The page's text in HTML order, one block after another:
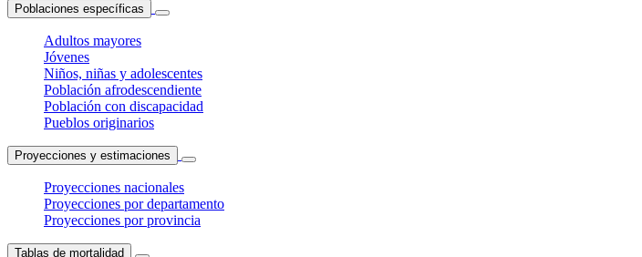
Poblaciones específicas
Adultos mayores
Jóvenes
Niños, niñas y adolescentes
Población afrodescendiente
Población con discapacidad
Pueblos originarios
Proyecciones y estimaciones
Proyecciones nacionales
Proyecciones por departamento
Proyecciones por provincia
Tablas de mortalidad